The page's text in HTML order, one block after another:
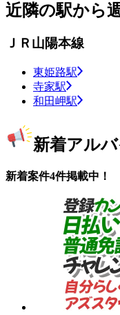
近隣の駅から
ＪＲ山陽本線
東姫路駅
寺家駅
和田岬駅
新着アルバ
新着案件4件掲載中！